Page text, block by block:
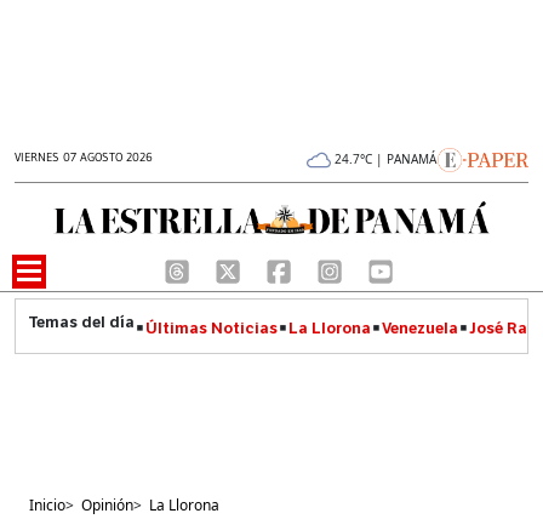
VIERNES 07 AGOSTO 2026 24.7°C | PANAMÁ
Últimas Noticias La Llorona Venezuela José
Inicio> Opinión> La Llorona